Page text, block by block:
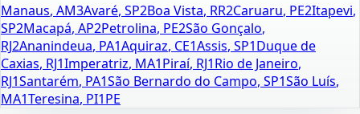
Manaus, AM3Avaré, SP2Boa Vista, RR2Caruaru, PE2Itapevi,
SP2Macapá, AP2Petrolina, PE2São Gonçalo,
RJ2Ananindeua, PA1Aquiraz, CE1Assis, SP1Duque de
Caxias, RJ1Imperatriz, MA1Piraí, RJ1Rio de Janeiro,
RJ1Santarém, PA1São Bernardo do Campo, SP1São Luís,
MA1Teresina, PI1PE